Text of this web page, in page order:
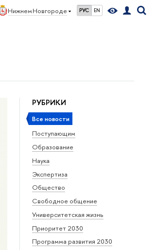
Нижнем Новгороде РУС EN
РУБРИКИ
Все новости
Поступающим
Образование
Наука
Экспертиза
Общество
Свободное общение
Университетская жизнь
Приоритет 2030
Программа развития 2030